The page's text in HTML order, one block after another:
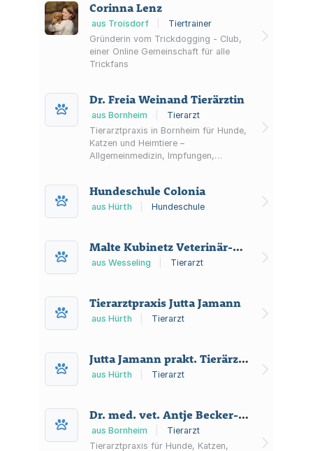
Corinna Lenz
aus Troisdorf
Tiertrainer
Gründerin vom Trickdogging - Club,
einer Online Gemeinschaft für alle
Trickfans
Dr. Freia Weinand Tierärztin
aus Bornheim
Tierarzt
Tierarztpraxis in Bornheim für Hunde,
Katzen und Heimtiere –
Allgemeinmedizin, Impfungen,
Termine auch nach Vereinbarung.
Hundeschule Colonia
aus Hürth Hundeschule
Malte Kubinetz Veterinär-Praxis
aus Wesseling Tierarzt
Tierarztpraxis Jutta Jamann
aus Hürth Tierarzt
Jutta Jamann prakt. Tierärztin
aus Hürth Tierarzt
Dr. med. vet. Antje Becker-Carus Kleintierpraxis
aus Bornheim
Tierarzt
Tierarztpraxis für Hunde, Katzen,